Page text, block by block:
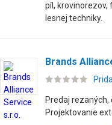
píl, krovinorezov,
lesnej techniky.
Brands
Predaj rezaných,
Projektovanie